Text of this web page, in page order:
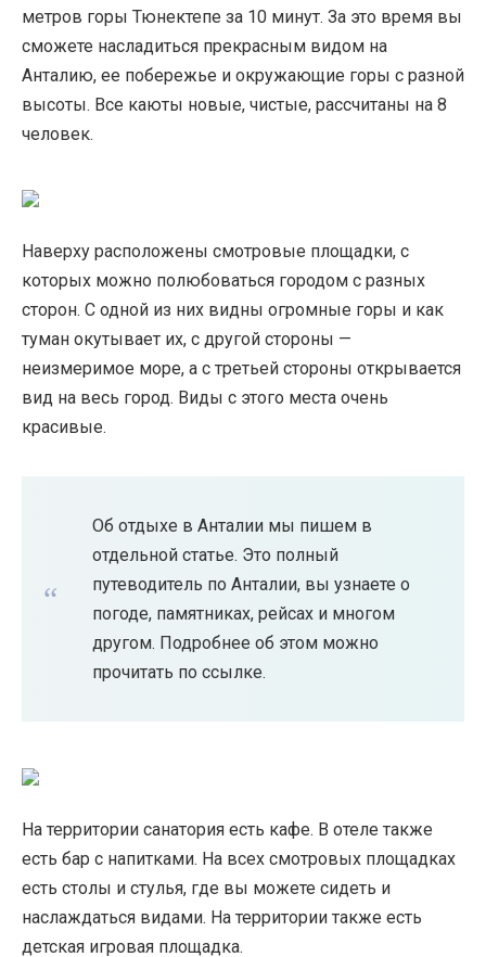
метров горы Тюнектепе за 10 минут. За это время вы
сможете насладиться прекрасным видом на
Анталию, ее побережье и окружающие горы с разной
высоты. Все каюты новые, чистые, рассчитаны на 8
человек.
Наверху расположены смотровые площадки, с
которых можно полюбоваться городом с разных
сторон. С одной из них видны огромные горы и как
туман окутывает их, с другой стороны —
неизмеримое море, а с третьей стороны открывается
вид на весь город. Виды с этого места очень
красивые.
Об отдыхе в Анталии мы пишем в
отдельной статье. Это полный
путеводитель по Анталии, вы узнаете о
погоде, памятниках, рейсах и многом
другом. Подробнее об этом можно
прочитать по ссылке.
На территории санатория есть кафе. В отеле также
есть бар с напитками. На всех смотровых площадках
есть столы и стулья, где вы можете сидеть и
наслаждаться видами. На территории также есть
детская игровая площадка.